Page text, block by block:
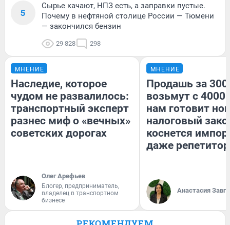
5
Сырье качают, НПЗ есть, а заправки пустые.
Почему в нефтяной столице России — Тюмени
— закончился бензин
29 828 298
МНЕНИЕ
Наследие, которое
чудом не развалилось:
транспортный эксперт
разнес миф о «вечных»
советских дорогах
Олег Арефьев
Блогер, предприниматель,
владелец в транспортном
бизнесе
МНЕНИЕ
Продашь за
возьмут с
нам готовит
налоговый
коснется
даже
Анастасия